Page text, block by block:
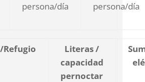
persona/día
persona/día
Literas /
capacidad
pernoctar